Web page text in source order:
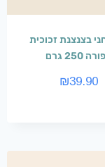
בצנצנת זכוכית
250 גרם
₪39.90